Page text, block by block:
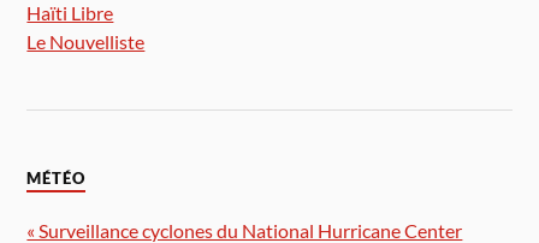
Haïti Libre
Le Nouvelliste
MÉTÉO
« Surveillance cyclones du National Hurricane Center